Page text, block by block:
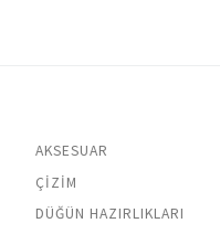
AKSESUAR
ÇIZIM
DÜĞÜN HAZIRLIKLARI